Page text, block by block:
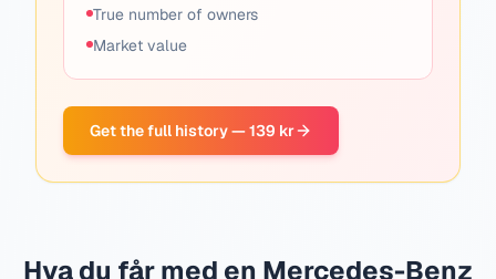
True number of owners
Market value
Get the full history — 139 kr
Hva du får med en Mercedes-Benz